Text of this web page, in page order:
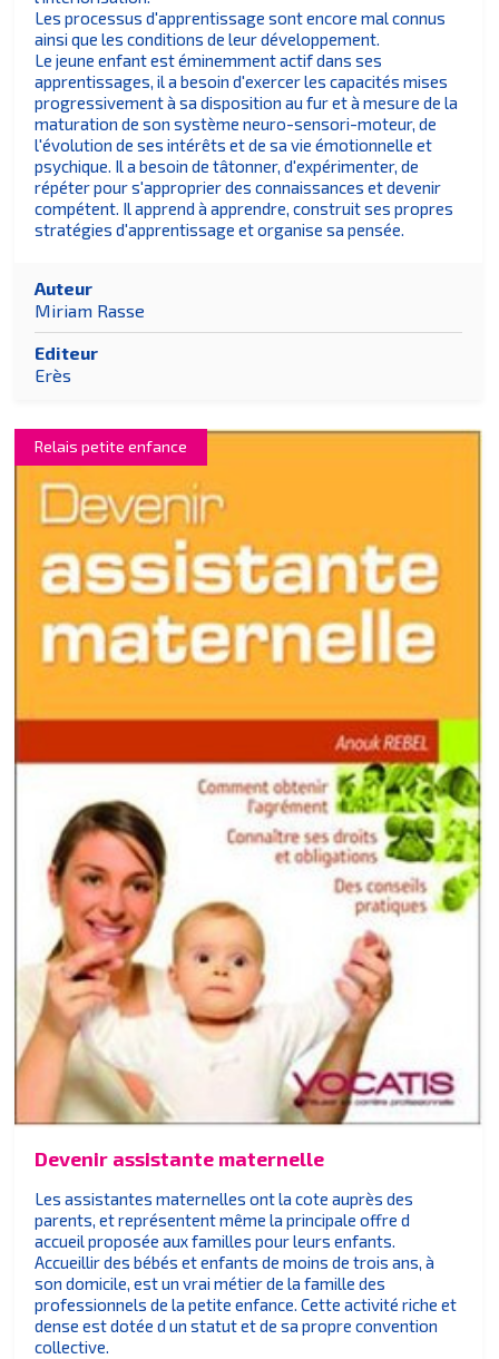
Les processus d'apprentissage sont encore mal connus
ainsi que les conditions de leur développement.
Le jeune enfant est éminemment actif dans ses
apprentissages, il a besoin d'exercer les capacités mises
progressivement à sa disposition au fur et à mesure de la
maturation de son système neuro-sensori-moteur, de
l'évolution de ses intérêts et de sa vie émotionnelle et
psychique. Il a besoin de tâtonner, d'expérimenter, de
répéter pour s'approprier des connaissances et devenir
compétent. Il apprend à apprendre, construit ses propres
stratégies d'apprentissage et organise sa pensée.
Auteur
Miriam Rasse
Editeur
Erès
Relais petite enfance
Devenir assistante maternelle
Les assistantes maternelles ont la cote auprès des
parents, et représentent même la principale offre d
accueil proposée aux familles pour leurs enfants.
Accueillir des bébés et enfants de moins de trois ans, à
son domicile, est un vrai métier de la famille des
professionnels de la petite enfance. Cette activité riche et
dense est dotée d un statut et de sa propre convention
collective.